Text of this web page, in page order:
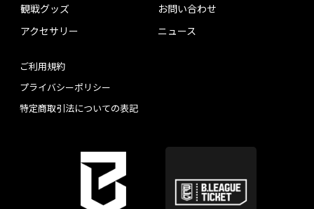
観戦グッズ
アクセサリー
お問い合わせ
ニュース
ご利用規約
プライバシーポリシー
特定商取引法についての表記